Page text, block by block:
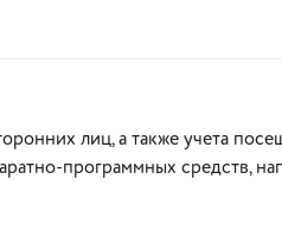
лиц, а также учета
программных средств,